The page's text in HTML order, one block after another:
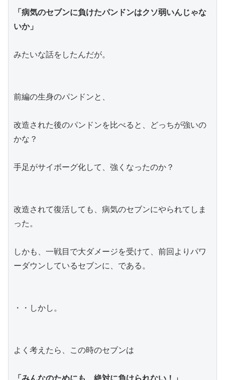
「病気のセブンに負けたパンドンはクソ弱いんじゃな
いか」
みたいな話をしたんだが。
前編の生身のパンドンと、
改造された後のパンドンを比べると、どっちが強いの
かな？
手足がサイボーグ化して、強くなったのか？
改造されて復活しても、病気のセブンにやられてしま
った。
しかも、一戦目で大ダメージを受けて、前回よりパワ
ーダウンしているセブンに、である。
・・しかし。
よく考えたら、この時のセブンは
「みんなのためにも、絶対に負けられない！」